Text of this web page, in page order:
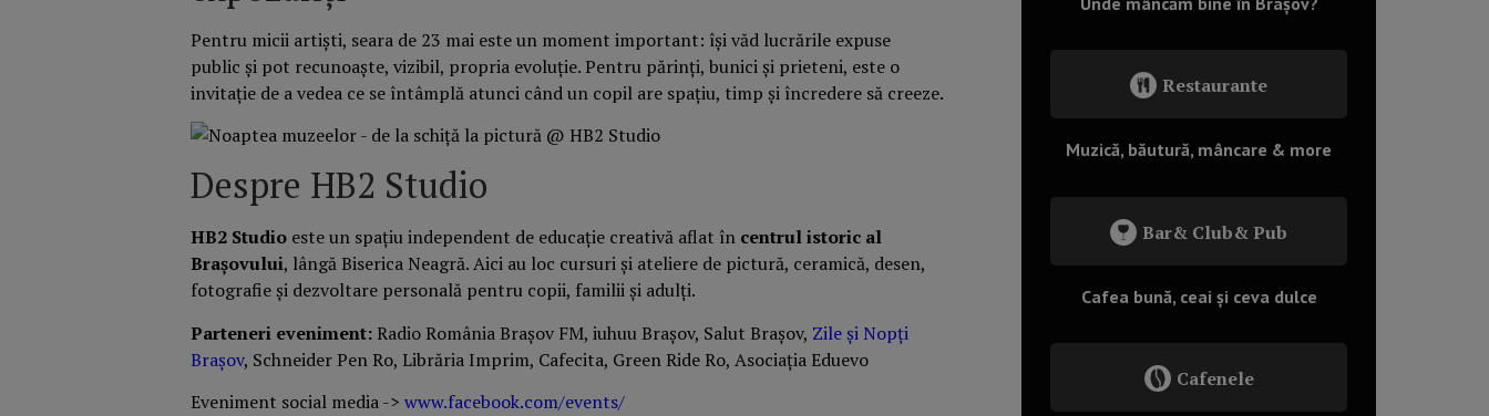
Pentru micii artiști, seara de 23 mai este un moment important: își văd lucrările expuse
public și pot recunoaște, vizibil, propria evoluție. Pentru părinți, bunici și prieteni, este o
invitație de a vedea ce se întâmplă atunci când un copil are spațiu, timp și încredere să creeze.
Despre HB2 Studio
HB2 Studio este un spațiu independent de educație creativă aflat în centrul istoric al
Brașovului, lângă Biserica Neagră. Aici au loc cursuri și ateliere de pictură, ceramică, desen,
fotografie și dezvoltare personală pentru copii, familii și adulți.
Parteneri eveniment: Radio România Brașov FM, iuhuu Brașov, Salut Brașov, Zile și Nopți
Brașov, Schneider Pen Ro, Librăria Imprim, Cafecita, Green Ride Ro, Asociația Eduevo
Eveniment social media -> www.facebook.com/events/
Restaurante
Muzică, băutură, mâncare & more
Bar& Club& Pub
Cafea bună, ceai și ceva dulce
Cafenele